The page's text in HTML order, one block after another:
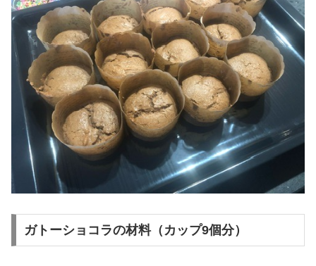
ガトーショコラの材料（カップ9個分）